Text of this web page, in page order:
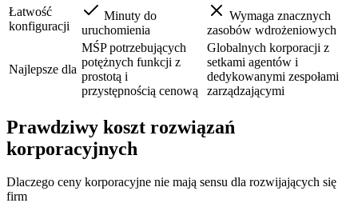
Łatwość
konfiguracji
Minuty do
uruchomienia
Wymaga znacznych
zasobów wdrożeniowych
Najlepsze dla
MŚP potrzebujących
potężnych funkcji z
prostotą i
przystępnością cenową
Globalnych korporacji z
setkami agentów i
dedykowanymi zespołami
zarządzającymi
Prawdziwy koszt rozwiązań
korporacyjnych
Dlaczego ceny korporacyjne nie mają sensu dla rozwijających się
firm